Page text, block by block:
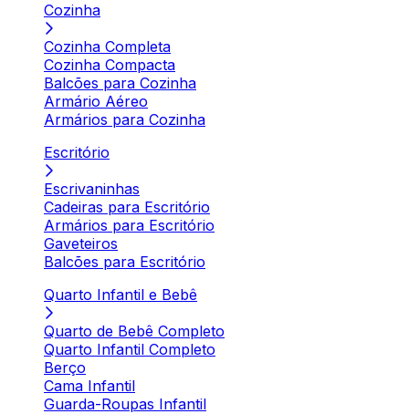
Cozinha
Cozinha Completa
Cozinha Compacta
Balcões para Cozinha
Armário Aéreo
Armários para Cozinha
Escritório
Escrivaninhas
Cadeiras para Escritório
Armários para Escritório
Gaveteiros
Balcões para Escritório
Quarto Infantil e Bebê
Quarto de Bebê Completo
Quarto Infantil Completo
Berço
Cama Infantil
Guarda-Roupas Infantil